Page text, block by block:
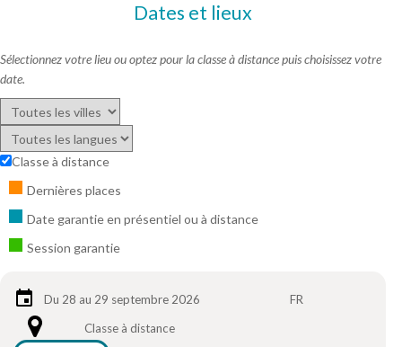
Dates et lieux
Sélectionnez votre lieu ou optez pour la classe à distance puis choisissez votre
date.
Classe à distance
Dernières places
Date garantie en présentiel ou à distance
Session garantie
Du 28 au 29 septembre 2026
FR
Classe à distance